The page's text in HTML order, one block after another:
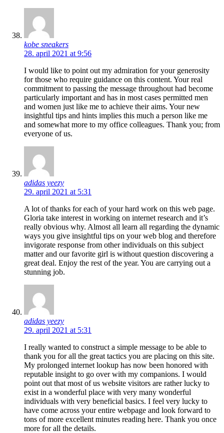
kobe sneakers
28. april 2021 at 9:56
I would like to point out my admiration for your generosity
for those who require guidance on this content. Your real
commitment to passing the message throughout had become
particularly important and has in most cases permitted men
and women just like me to achieve their aims. Your new
insightful tips and hints implies this much a person like me
and somewhat more to my office colleagues. Thank you; from
everyone of us.
adidas yeezy
29. april 2021 at 5:31
A lot of thanks for each of your hard work on this web page.
Gloria take interest in working on internet research and it’s
really obvious why. Almost all learn all regarding the dynamic
ways you give insightful tips on your web blog and therefore
invigorate response from other individuals on this subject
matter and our favorite girl is without question discovering a
great deal. Enjoy the rest of the year. You are carrying out a
stunning job.
adidas yeezy
29. april 2021 at 5:31
I really wanted to construct a simple message to be able to
thank you for all the great tactics you are placing on this site.
My prolonged internet lookup has now been honored with
reputable insight to go over with my companions. I would
point out that most of us website visitors are rather lucky to
exist in a wonderful place with very many wonderful
individuals with very beneficial basics. I feel very lucky to
have come across your entire webpage and look forward to
tons of more excellent minutes reading here. Thank you once
more for all the details.